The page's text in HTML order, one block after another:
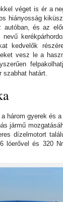
véget is ér a
hiányosság
és az
kedvelők
vesz le a
szabhat határt.
három gyerek és
jármű
dízelmotort
lóerővel és 320